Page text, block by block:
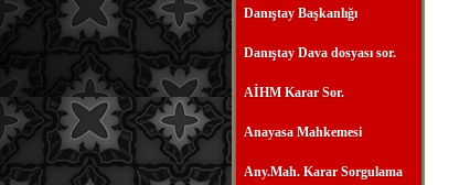
Danıştay Başkanlığı
Danıştay Dava dosyası sor.
AİHM Karar Sor.
Anayasa Mahkemesi
Any.Mah. Karar Sorgulama